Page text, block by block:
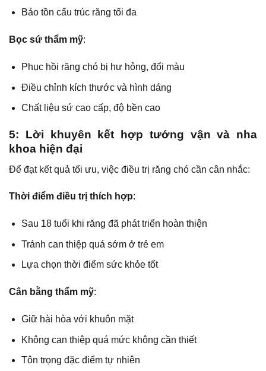
Bảo tồn cấu trúc răng tối đa
Bọc sứ thẩm mỹ:
Phục hồi răng chó bị hư hỏng, đổi màu
Điều chỉnh kích thước và hình dáng
Chất liệu sứ cao cấp, độ bền cao
5: Lời khuyên kết hợp tướng vận và nha
khoa hiện đại
Để đạt kết quả tối ưu, việc điều trị răng chó cần cân nhắc:
Thời điểm điều trị thích hợp:
Sau 18 tuổi khi răng đã phát triển hoàn thiện
Tránh can thiệp quá sớm ở trẻ em
Lựa chọn thời điểm sức khỏe tốt
Cân bằng thẩm mỹ:
Giữ hài hòa với khuôn mặt
Không can thiệp quá mức không cần thiết
Tôn trọng đặc điểm tự nhiên